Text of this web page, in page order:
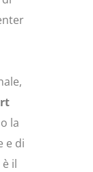
la
e di
il